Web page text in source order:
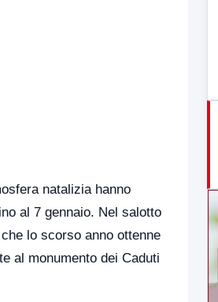
natalizia hanno
al 7 gennaio. Nel salotto
lo scorso anno ottenne
al monumento dei Caduti